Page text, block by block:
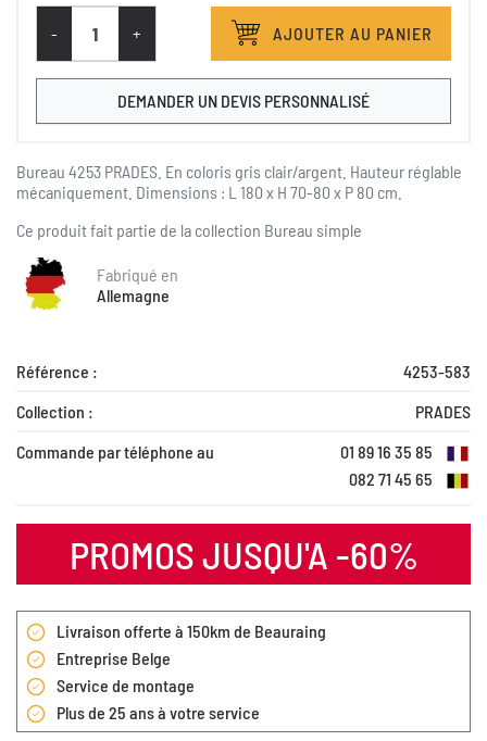
- + AJOUTER AU PANIER
DEMANDER UN DEVIS PERSONNALISÉ
Bureau 4253 PRADES. En coloris gris clair/argent. Hauteur réglable
mécaniquement. Dimensions : L 180 x H 70-80 x P 80 cm.
Ce produit fait partie de la collection Bureau simple
Fabriqué en
Allemagne
Référence :
4253-583
Collection :
PRADES
Commande par téléphone au
01 89 16 35 85
082 71 45 65
PROMOS JUSQU'A -60%
Livraison offerte à 150km de Beauraing
Entreprise Belge
Service de montage
Plus de 25 ans à votre service